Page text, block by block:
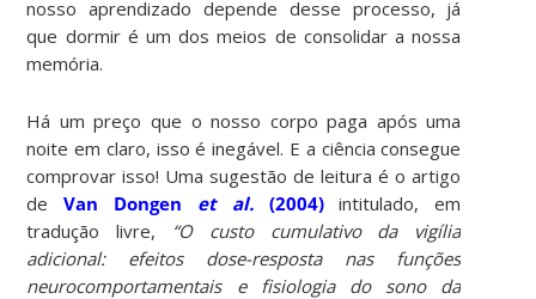
nosso aprendizado depende desse processo, já
que dormir é um dos meios de consolidar a nossa
memória.
Há um preço que o nosso corpo paga após uma
noite em claro, isso é inegável. E a ciência consegue
comprovar isso! Uma sugestão de leitura é o artigo
deVan Dongen et al.(2004)intitulado, em
tradução livre, “O custo cumulativo da vigília
adicional: efeitos dose-resposta nas funções
neurocomportamentais e fisiologia do sono da